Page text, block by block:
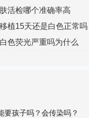
活检哪个准确率高
植15天还是白色正常吗
色荧光严重吗为什么
要孩子吗？会传染吗？